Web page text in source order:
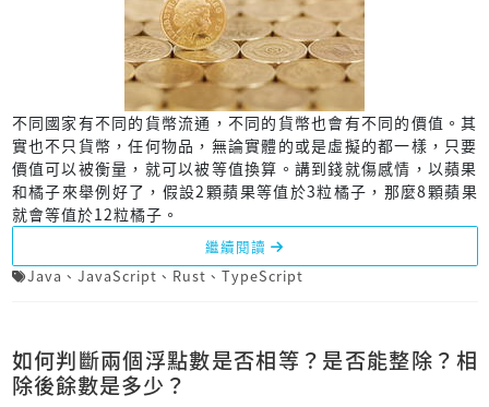
不同國家有不同的貨幣流通，不同的貨幣也會有不同的價值。其
實也不只貨幣，任何物品，無論實體的或是虛擬的都一樣，只要
價值可以被衡量，就可以被等值換算。講到錢就傷感情，以蘋果
和橘子來舉例好了，假設2顆蘋果等值於3粒橘子，那麼8顆蘋果
就會等值於12粒橘子。
繼續閱讀
Java 、 JavaScript 、 Rust 、 TypeScript
如何判斷兩個浮點數是否相等？是否能整除？相
除後餘數是多少？